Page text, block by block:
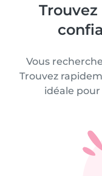
Vous
Trouvez
idéale